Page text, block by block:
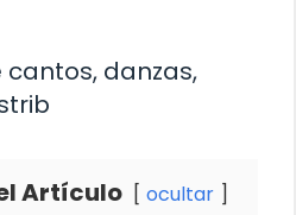
cantos, danzas,
Artículo ocultar